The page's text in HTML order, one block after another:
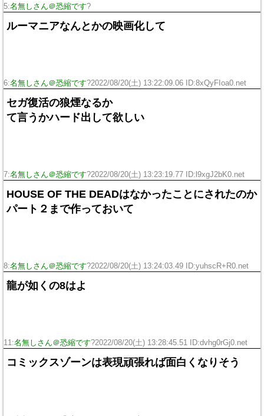
5:名無しさん＠恐縮です?
ルーマニアなんとかの映画化して
6:名無しさん＠恐縮です?2022/08/20(土) 13:22:09.06 ID:8xQyFIoa0.net
セガ復活の狼煙なるか
て言うかハード出して欲しい
7:名無しさん＠恐縮です?2022/08/20(土) 13:23:19.77 ID:l9xgJ2bK0.net
HOUSE OF THE DEADはなかったことにされたのか
パート２まで作っておいて
8:名無しさん＠恐縮です?2022/08/20(土) 13:24:03.49 ID:yuhscR+R0.net
龍が如くの8はよ
11:名無しさん＠恐縮です?2022/08/20(土) 13:28:45.51 ID:dvhg0rGj0.net
コミックスゾーンは表現頑張れば面白くなりそう